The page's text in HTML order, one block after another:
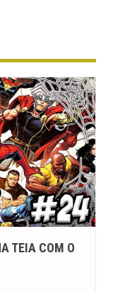
TEIA COM O